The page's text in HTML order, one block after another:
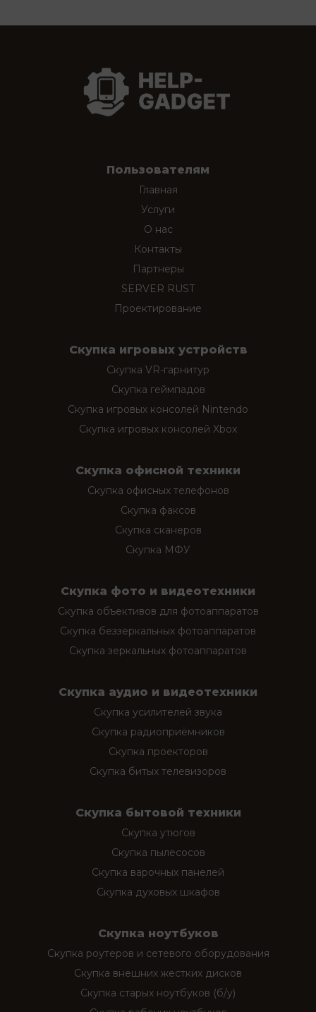
Пользователям
Главная
Услуги
О нас
Контакты
Партнеры
SERVER RUST
Проектирование
Скупка игровых устройств
Скупка VR-гарнитур
Скупка геймпадов
Скупка игровых консолей Nintendo
Скупка игровых консолей Xbox
Скупка офисной техники
Скупка офисных телефонов
Скупка факсов
Скупка сканеров
Скупка МФУ
Скупка фото и видеотехники
Скупка объективов для фотоаппаратов
Скупка беззеркальных фотоаппаратов
Скупка зеркальных фотоаппаратов
Скупка аудио и видеотехники
Скупка усилителей звука
Скупка радиоприёмников
Скупка проекторов
Скупка битых телевизоров
Скупка бытовой техники
Скупка утюгов
Скупка пылесосов
Скупка варочных панелей
Скупка духовых шкафов
Скупка ноутбуков
Скупка роутеров и сетевого оборудования
Скупка внешних жестких дисков
Скупка старых ноутбуков (б/у)